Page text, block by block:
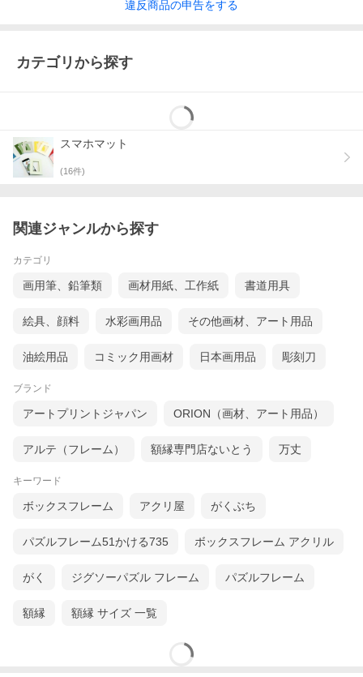
違反商品の申告をする
カテゴリから探す
スマホマット
(16件)
関連ジャンルから探す
カテゴリ
画用筆、鉛筆類 画材用紙、工作紙 書道用具
絵具、顔料 水彩画用品 その他画材、アート用品
油絵用品 コミック用画材 日本画用品 彫刻刀
ブランド
アートプリントジャパン ORION（画材、アート用品）
アルテ（フレーム） 額縁専門店ないとう 万丈
キーワード
ボックスフレーム アクリ屋 がくぶち
パズルフレーム51かける735 ボックスフレーム アクリル
がく ジグソーパズル フレーム パズルフレーム
額縁 額縁 サイズ 一覧